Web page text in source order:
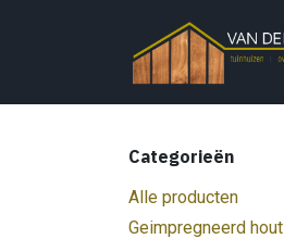
Categorieën
Alle producten
Geimpregneerd hout